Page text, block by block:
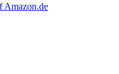
Amazon.de